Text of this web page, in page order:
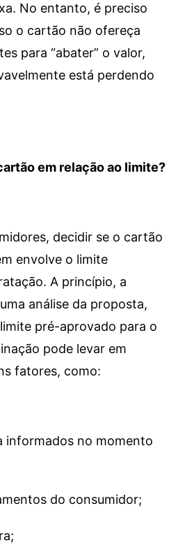
No entanto, é preciso
o cartão não ofereça
para “abater” o valor,
está perdendo
em relação ao limite?
decidir se o cartão
envolve o limite
A princípio, a
análise da proposta,
pré-aprovado para o
pode levar em
fatores, como:
informados no momento
do consumidor;